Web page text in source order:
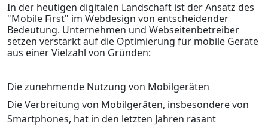
In der heutigen digitalen Landschaft ist der Ansatz des
"Mobile First" im Webdesign von entscheidender
Bedeutung. Unternehmen und Webseitenbetreiber
setzen verstärkt auf die Optimierung für mobile Geräte
aus einer Vielzahl von Gründen:
Die zunehmende Nutzung von Mobilgeräten
Die Verbreitung von Mobilgeräten, insbesondere von
Smartphones, hat in den letzten Jahren rasant